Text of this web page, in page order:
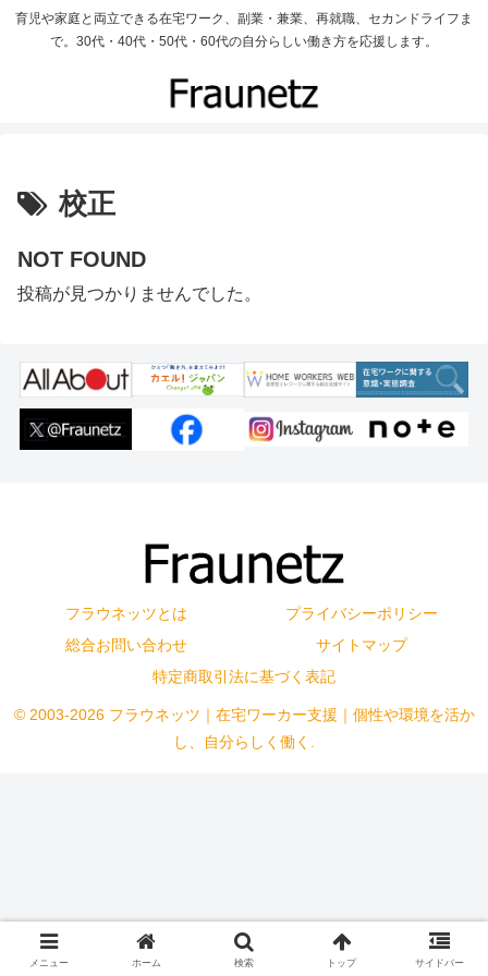
育児や家庭と両立できる在宅ワーク、副業・兼業、再就職、セカンドライフま
で。30代・40代・50代・60代の自分らしい働き方を応援します。
校正
NOT FOUND
投稿が見つかりませんでした。
フラウネッツとは
プライバシーポリシー
総合お問い合わせ
サイトマップ
特定商取引法に基づく表記
© 2003-2026 フラウネッツ｜在宅ワーカー支援｜個性や環境を活か
し、自分らしく働く.
メニュー ホーム 検索 トップ サイドバー